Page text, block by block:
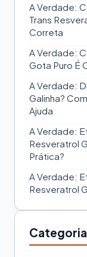
A Verdade:
Trans
Correta
A Verdade:
Gota Puro É
A Verdade:
Galinha?
Ajuda
A Verdade:
Resveratrol
Prática?
A Verdade:
Resveratrol